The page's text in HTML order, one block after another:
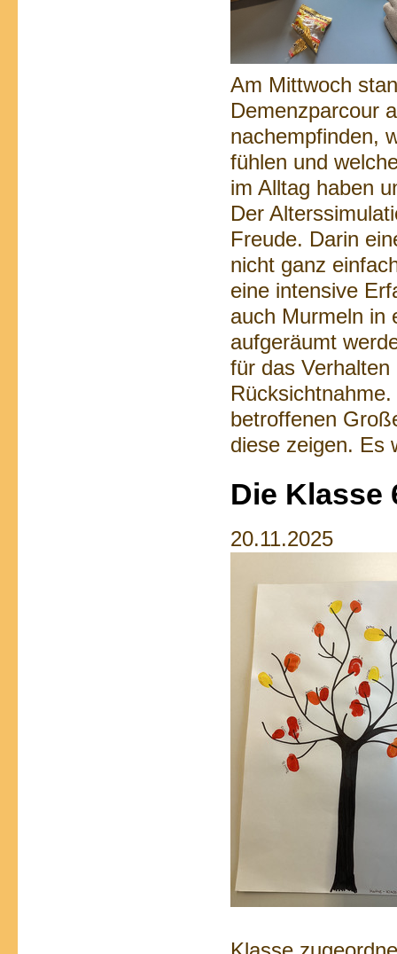
Am Mittwoch
Demenzparcour
nachempfinden,
fühlen und
im Alltag haben
Der
Freude. Darin
nicht ganz
eine intensive
auch Murmeln in
aufgeräumt
für das
betroffenen
diese zeigen. Es
Die Klasse
20.11.2025